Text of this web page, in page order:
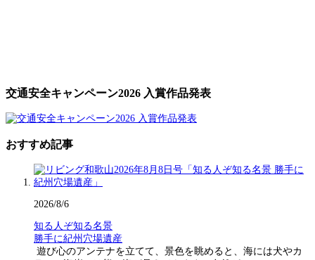
交通安全キャンペーン2026 入賞作品発表
おすすめ記事
2026/8/6
知る人ぞ知る名景
勝手に紀州穴場遺産
遊び心のアンテナを立てて、景色を眺めると、海には犬やカ